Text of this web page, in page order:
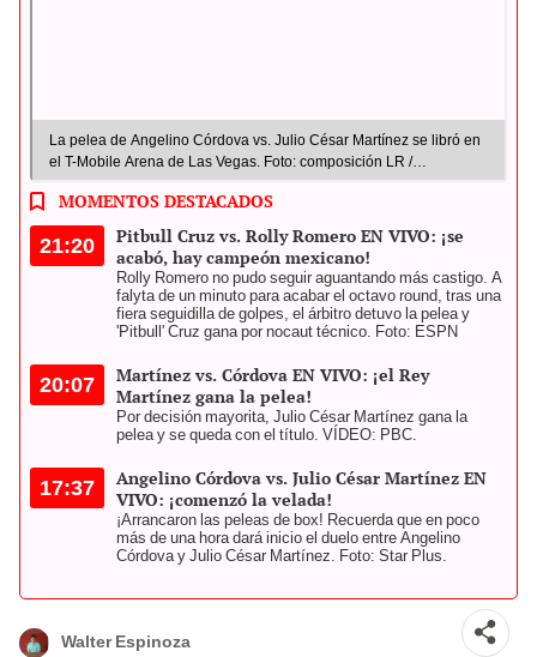
La pelea de Angelino Córdova vs. Julio César Martínez se libró en
el T-Mobile Arena de Las Vegas. Foto: composición LR /
angelinocordova / Instagram / Rey Martinez / Facebook
MOMENTOS DESTACADOS
21:20
Pitbull Cruz vs. Rolly Romero EN VIVO: ¡se
acabó, hay campeón mexicano!
Rolly Romero no pudo seguir aguantando más castigo. A
falyta de un minuto para acabar el octavo round, tras una
fiera seguidilla de golpes, el árbitro detuvo la pelea y
'Pitbull' Cruz gana por nocaut técnico. Foto: ESPN
20:07
Martínez vs. Córdova EN VIVO: ¡el Rey
Martínez gana la pelea!
Por decisión mayorita, Julio César Martínez gana la
pelea y se queda con el título. VÍDEO: PBC.
17:37
Angelino Córdova vs. Julio César Martínez EN
VIVO: ¡comenzó la velada!
¡Arrancaron las peleas de box! Recuerda que en poco
más de una hora dará inicio el duelo entre Angelino
Córdova y Julio César Martínez. Foto: Star Plus.
Walter Espinoza